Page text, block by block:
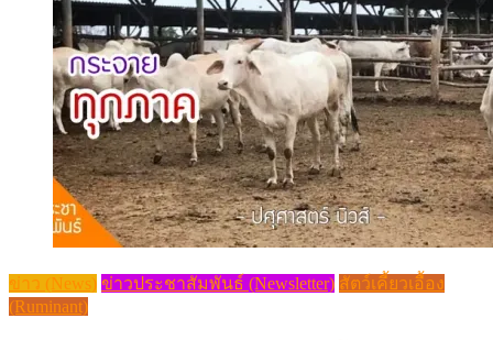
ข่าว (News) ข่าวประชาสัมพันธ์ (Newsletter) สัตว์เคี้ยวเอื้อง
(Ruminant)